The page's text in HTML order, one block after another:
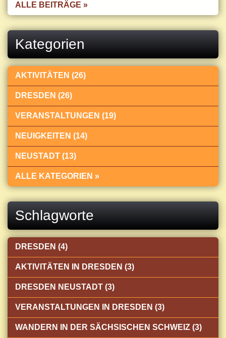
ALLE BEITRÄGE »
Kategorien
AKTIVITÄTEN (26)
DRESDEN (26)
VERANSTALTUNGEN (19)
NEUIGKEITEN (14)
NEUSTADT (13)
ALLE KATEGORIEN »
Schlagworte
DRESDEN (4)
AKTIVITÄTEN IN DRESDEN (3)
DRESDEN NEUSTADT (3)
VERANSTALTUNGEN IN DRESDEN (3)
WANDERN IN DER SÄCHSISCHEN SCHWEIZ (3)